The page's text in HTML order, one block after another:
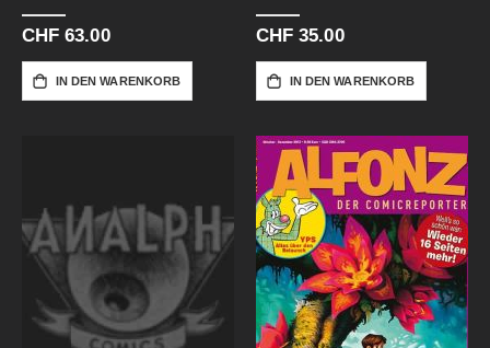
CHF 63.00
IN DEN WARENKORB
CHF 35.00
IN DEN WARENKORB